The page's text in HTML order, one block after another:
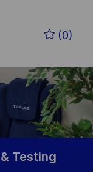
(0)
Testing